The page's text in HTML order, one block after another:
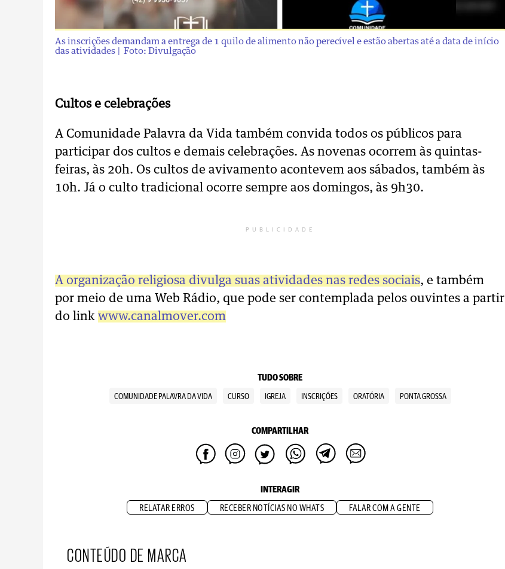
As inscrições demandam a entrega de 1 quilo de alimento não perecível e estão abertas até a data de início
das atividades
| Foto: Divulgação
Cultos e celebrações
A Comunidade Palavra da Vida também convida todos os públicos para
participar dos cultos e demais celebrações. As novenas ocorrem às quintas-
feiras, às 20h. Os cultos de avivamento acontevem aos sábados, também às
10h. Já o culto tradicional ocorre sempre aos domingos, às 9h30.
PUBLICIDADE
A organização religiosa divulga suas atividades nas redes sociais, e também
por meio de uma Web Rádio, que pode ser contemplada pelos ouvintes a partir
do link www.canalmover.com
TUDO SOBRE
COMUNIDADE PALAVRA DA VIDA CURSO IGREJA INSCRIÇÕES ORATÓRIA PONTA GROSSA
COMPARTILHAR
INTERAGIR
RELATAR ERROS RECEBER NOTÍCIAS NO WHATS FALAR COM A GENTE
CONTEÚDO DE MARCA